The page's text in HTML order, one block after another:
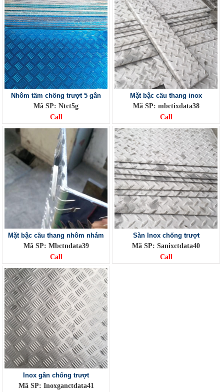
Nhôm tấm chống trượt 5 gân
Mã SP: Ntct5g
Call
Mặt bậc cầu thang inox
Mã SP: mbctixdata38
Call
Mặt bậc cầu thang nhôm nhám
Mã SP: Mbctndata39
Call
Sàn Inox chống trượt
Mã SP: Sanixctdata40
Call
Inox gân chống trượt
Mã SP: Inoxganctdata41